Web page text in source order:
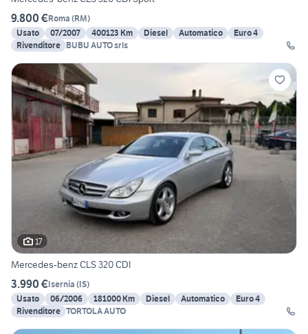
9.800 €Roma (RM)
Usato
07/2007 400123 Km Diesel Automatico
Euro 4
Rivenditore BUBU AUTO srls
17
Mercedes-benz CLS 320 CDI
3.990 €Isernia (IS)
Usato
06/2006 181000 Km Diesel Automatico
Euro 4
Rivenditore TORTOLA AUTO